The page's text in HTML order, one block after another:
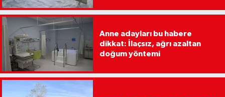
Anne adayları bu habere
dikkat: İlaçsız, ağrı azaltan
doğum yöntemi